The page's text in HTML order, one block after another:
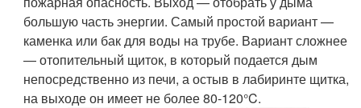
большую часть энергии. Самый простой вариант —
каменка или бак для воды на трубе. Вариант сложнее
— отопительный щиток, в который подается дым
непосредственно из печи, а остыв в лабиринте щитка,
на выходе он имеет не более 80-120°C.